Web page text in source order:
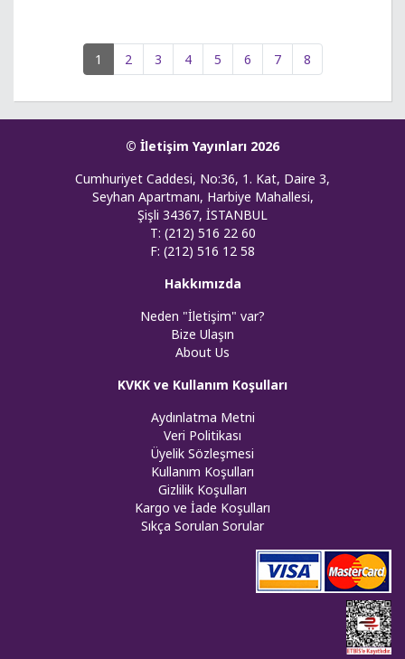
1 2 3 4 5 6 7 8
© İletişim Yayınları 2026
Cumhuriyet Caddesi, No:36, 1. Kat, Daire 3,
Seyhan Apartmanı, Harbiye Mahallesi,
Şişli 34367, İSTANBUL
T: (212) 516 22 60
F: (212) 516 12 58
Hakkımızda
Neden "İletişim" var?
Bize Ulaşın
About Us
KVKK ve Kullanım Koşulları
Aydınlatma Metni
Veri Politikası
Üyelik Sözleşmesi
Kullanım Koşulları
Gizlilik Koşulları
Kargo ve İade Koşulları
Sıkça Sorulan Sorular